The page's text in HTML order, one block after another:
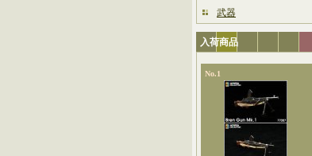
武器
入荷商品
No.1